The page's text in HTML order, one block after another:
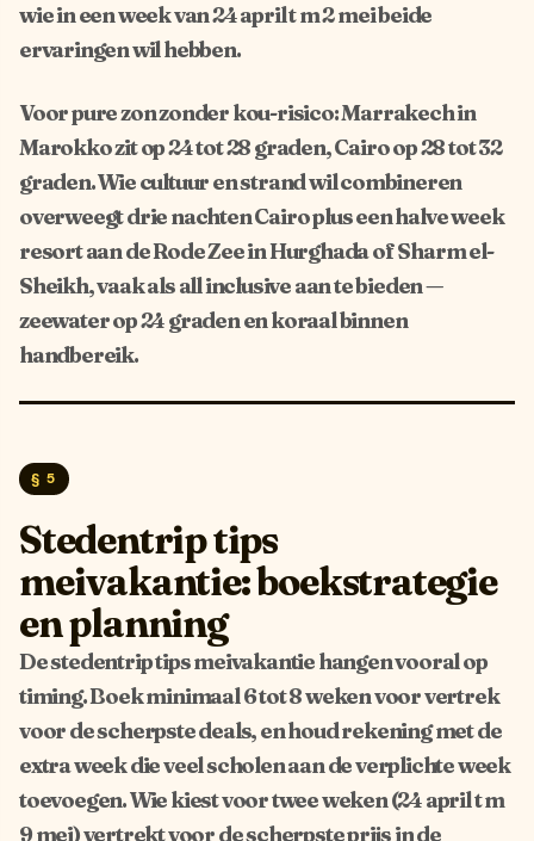
wie in een week van 24 april t m 2 mei beide
ervaringen wil hebben.
Voor pure zon zonder kou-risico: Marrakech in
Marokko zit op 24 tot 28 graden, Cairo op 28 tot 32
graden. Wie cultuur en strand wil combineren
overweegt drie nachten Cairo plus een halve week
resort aan de Rode Zee in Hurghada of Sharm el-
Sheikh, vaak als all inclusive aan te bieden —
zeewater op 24 graden en koraal binnen
handbereik.
§ 5
Stedentrip tips
meivakantie: boekstrategie
en planning
De stedentrip tips meivakantie hangen vooral op
timing. Boek minimaal 6 tot 8 weken voor vertrek
voor de scherpste deals, en houd rekening met de
extra week die veel scholen aan de verplichte week
toevoegen. Wie kiest voor twee weken (24 april t m
9 mei) vertrekt voor de scherpste prijs in de